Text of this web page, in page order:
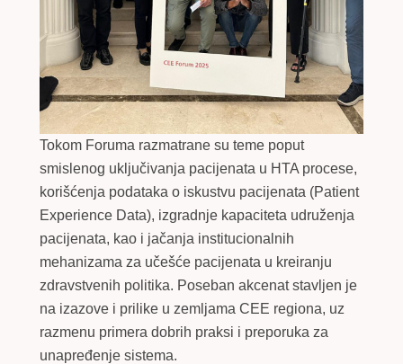
Tokom Foruma razmatrane su teme poput
smislenog uključivanja pacijenata u HTA procese,
korišćenja podataka o iskustvu pacijenata (Patient
Experience Data), izgradnje kapaciteta udruženja
pacijenata, kao i jačanja institucionalnih
mehanizama za učešće pacijenata u kreiranju
zdravstvenih politika. Poseban akcenat stavljen je
na izazove i prilike u zemljama CEE regiona, uz
razmenu primera dobrih praksi i preporuka za
unapređenje sistema.